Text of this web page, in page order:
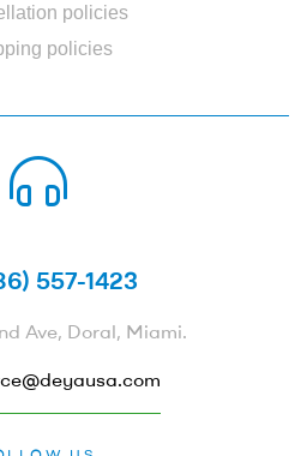
policies
policies
557-1423
Ave, Doral, Miami.